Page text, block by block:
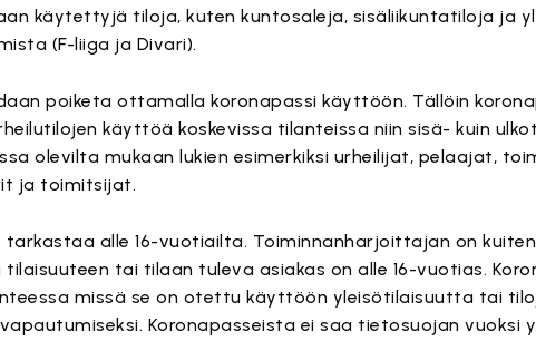
käytettyjä tiloja, kuten kuntosaleja, sisäliikuntatiloja ja
(F-liiga ja Divari).
poiketa ottamalla koronapassi käyttöön. Tällöin
käyttöä koskevissa tilanteissa niin sisä- kuin
olevilta mukaan lukien esimerkiksi urheilijat, pelaajat,
ja toimitsijat.
tarkastaa alle 16-vuotiailta. Toiminnanharjoittajan on
tai tilaan tuleva asiakas on alle 16-vuotias.
missä se on otettu käyttöön yleisötilaisuutta tai
Koronapasseista ei saa tietosuojan vuoksi